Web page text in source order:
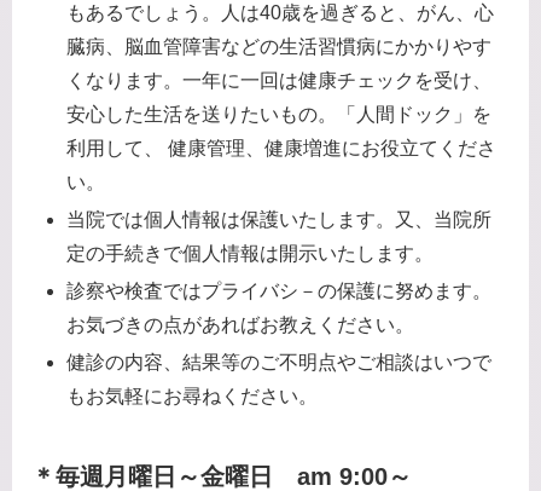
もあるでしょう。人は40歳を過ぎると、がん、心
臓病、脳血管障害などの生活習慣病にかかりやす
くなります。一年に一回は健康チェックを受け、
安心した生活を送りたいもの。「人間ドック」を
利用して、 健康管理、健康増進にお役立てくださ
い。
当院では個人情報は保護いたします。又、当院所
定の手続きで個人情報は開示いたします。
診察や検査ではプライバシ－の保護に努めます。
お気づきの点があればお教えください。
健診の内容、結果等のご不明点やご相談はいつで
もお気軽にお尋ねください。
＊毎週月曜日～金曜日 am 9:00～